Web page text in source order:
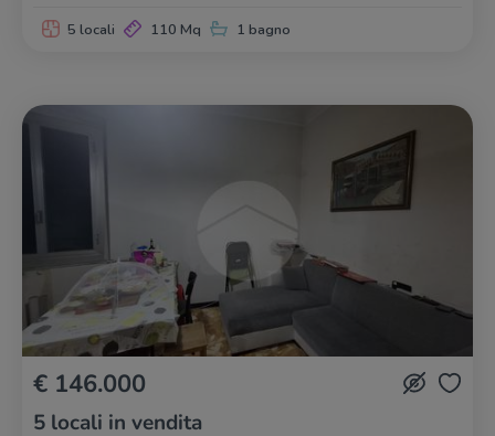
5 locali 110 Mq 1 bagno
€ 146.000
5 locali in vendita